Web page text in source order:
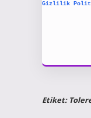
Gizlilik
Etiket: